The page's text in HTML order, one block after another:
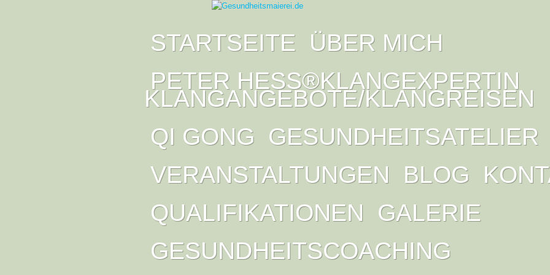
STARTSEITE
ÜBER MICH
PETER HESS®KLANGEXPERTIN
KLANGANGEBOTE/KLANGREISEN
QI GONG GESUNDHEITSATELIER
VERANSTALTUNGEN
BLOG
QUALIFIKATIONEN
GALERIE
GESUNDHEITSCOACHING